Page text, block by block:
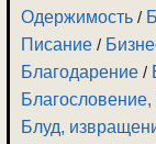
Одержимость /
Писание /
Благодарение /
Благословение,
Блуд,